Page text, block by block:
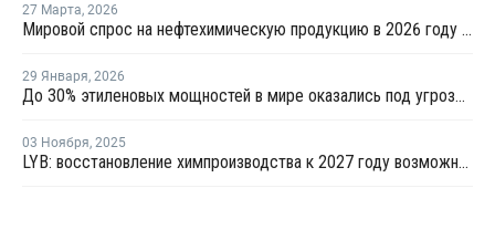
27 Марта, 2026
Мировой спрос на нефтехимическую продукцию в 2026 году может снизиться на 25%
29 Января, 2026
До 30% этиленовых мощностей в мире оказались под угрозой закрытия
03 Ноября, 2025
LYB: восстановление химпроизводства к 2027 году возможно при закрытии избыточных мощностей